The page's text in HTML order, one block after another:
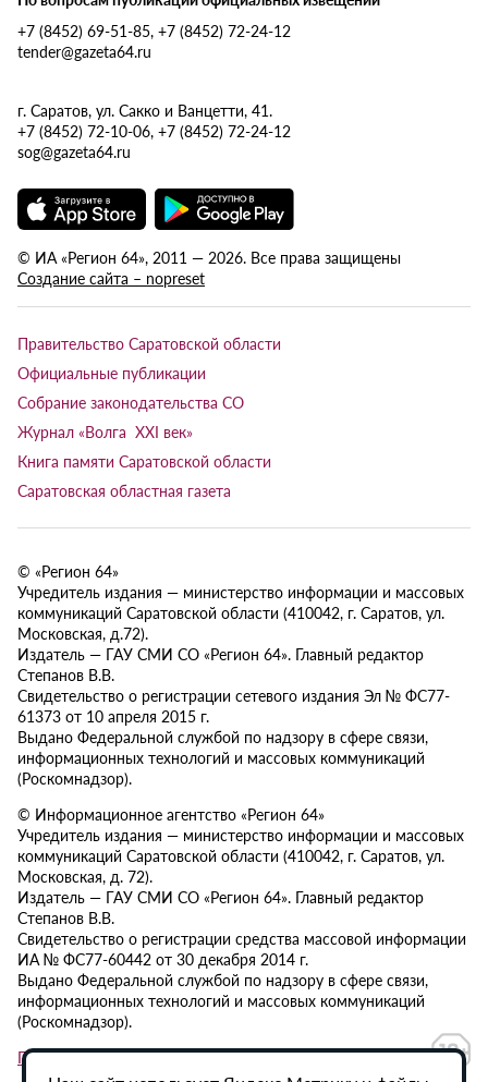
+7 (8452) 69-51-85, +7 (8452) 72-24-12
tender@gazeta64.ru
г. Саратов, ул. Сакко и Ванцетти, 41.
+7 (8452) 72-10-06, +7 (8452) 72-24-12
sog@gazeta64.ru
© ИА «Регион 64», 2011 — 2026. Все права защищены
Создание сайта – nopreset
Правительство Саратовской области
Официальные публикации
Собрание законодательства СО
Журнал «Волга XXI век»
Книга памяти Саратовской области
Саратовская областная газета
© «Регион 64»
Учредитель издания — министерство информации и массовых
коммуникаций Саратовской области (410042, г. Саратов, ул.
Московская, д.72).
Издатель — ГАУ СМИ СО «Регион 64». Главный редактор
Степанов В.В.
Свидетельство о регистрации сетевого издания Эл № ФС77-
61373 от 10 апреля 2015 г.
Выдано Федеральной службой по надзору в сфере связи,
информационных технологий и массовых коммуникаций
(Роскомнадзор).
© Информационное агентство «Регион 64»
Учредитель издания — министерство информации и массовых
коммуникаций Саратовской области (410042, г. Саратов, ул.
Московская, д. 72).
Издатель — ГАУ СМИ СО «Регион 64». Главный редактор
Степанов В.В.
Свидетельство о регистрации средства массовой информации
ИА № ФС77-60442 от 30 декабря 2014 г.
Выдано Федеральной службой по надзору в сфере связи,
информационных технологий и массовых коммуникаций
(Роскомнадзор).
Политика в отношении обработки персональных данных